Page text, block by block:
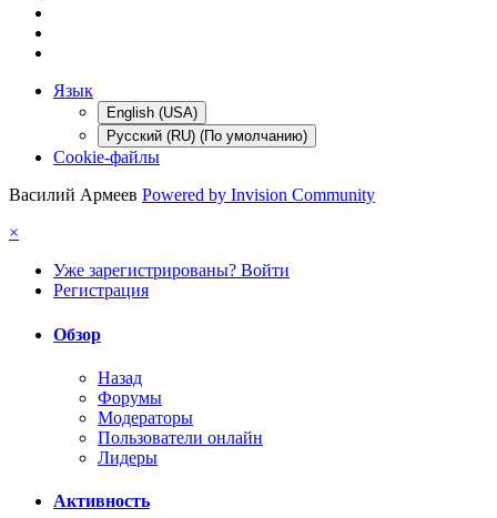
Язык
English (USA)
Русский (RU) (По умолчанию)
Cookie-файлы
Василий Армеев Powered by Invision Community
×
Уже зарегистрированы? Войти
Регистрация
Обзор
Назад
Форумы
Модераторы
Пользователи онлайн
Лидеры
Активность